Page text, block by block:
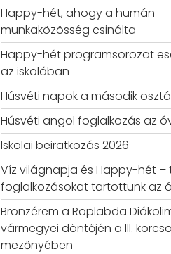
Happy-hét, ahogy a humán
munkaközösség csinálta
Happy-hét programsorozat
az iskolában
Húsvéti napok a második
Húsvéti angol foglalkozás az
Iskolai beiratkozás 2026
Víz világnapja és Happy-hét –
foglalkozásokat tartottunk az
Bronzérem a Röplabda
vármegyei döntőjén a III.
mezőnyében